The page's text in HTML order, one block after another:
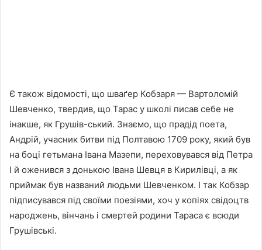
Є також відомості, що шваґер Кобзаря — Вартоломій
Шевченко, твердив, що Тарас у школі писав себе не
інакше, як Грушів-ський. Знаємо, що прадід поета,
Андрій, учасник битви під Полтавою 1709 року, який був
на боці гетьмана Івана Мазепи, переховувався від Петра
І й оженився з донькою Івана Шевця в Кирилівці, а як
приймак був названий людьми Шевченком. І так Кобзар
підписувався під своїми поезіями, хоч у копіях свідоцтв
народжень, вінчань і смертей родини Тараса є всюди
Грушівські.